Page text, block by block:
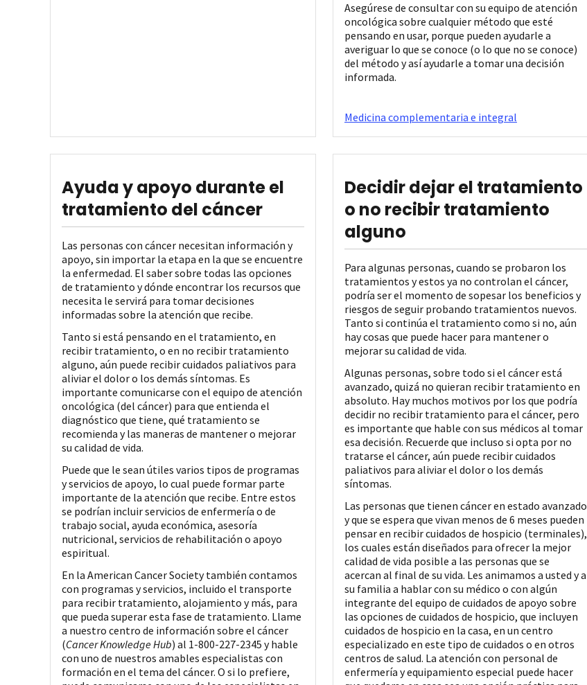
Asegúrese de consultar con su equipo de atención
oncológica sobre cualquier método que esté
pensando en usar, porque pueden ayudarle a
averiguar lo que se conoce (o lo que no se conoce)
del método y así ayudarle a tomar una decisión
informada.
Medicina complementaria e integral
Ayuda y apoyo durante el
tratamiento del cáncer
Las personas con cáncer necesitan información y
apoyo, sin importar la etapa en la que se encuentre
la enfermedad. El saber sobre todas las opciones
de tratamiento y dónde encontrar los recursos que
necesita le servirá para tomar decisiones
informadas sobre la atención que recibe.
Tanto si está pensando en el tratamiento, en
recibir tratamiento, o en no recibir tratamiento
alguno, aún puede recibir cuidados paliativos para
aliviar el dolor o los demás síntomas. Es
importante comunicarse con el equipo de atención
oncológica (del cáncer) para que entienda el
diagnóstico que tiene, qué tratamiento se
recomienda y las maneras de mantener o mejorar
su calidad de vida.
Puede que le sean útiles varios tipos de programas
y servicios de apoyo, lo cual puede formar parte
importante de la atención que recibe. Entre estos
se podrían incluir servicios de enfermería o de
trabajo social, ayuda económica, asesoría
nutricional, servicios de rehabilitación o apoyo
espiritual.
En la American Cancer Society también contamos
con programas y servicios, incluido el transporte
para recibir tratamiento, alojamiento y más, para
que pueda superar esta fase de tratamiento. Llame
a nuestro centro de información sobre el cáncer
(Cancer Knowledge Hub) al 1-800-227-2345 y hable
con uno de nuestros amables especialistas con
formación en el tema del cáncer. O si lo prefiere,
Decidir dejar el tratamiento
o no recibir tratamiento
alguno
Para algunas personas, cuando se probaron los
tratamientos y estos ya no controlan el cáncer,
podría ser el momento de sopesar los beneficios y
riesgos de seguir probando tratamientos nuevos.
Tanto si continúa el tratamiento como si no, aún
hay cosas que puede hacer para mantener o
mejorar su calidad de vida.
Algunas personas, sobre todo si el cáncer está
avanzado, quizá no quieran recibir tratamiento en
absoluto. Hay muchos motivos por los que podría
decidir no recibir tratamiento para el cáncer, pero
es importante que hable con sus médicos al tomar
esa decisión. Recuerde que incluso si opta por no
tratarse el cáncer, aún puede recibir cuidados
paliativos para aliviar el dolor o los demás
síntomas.
Las personas que tienen cáncer en estado avanzado
y que se espera que vivan menos de 6 meses pueden
pensar en recibir cuidados de hospicio (terminales),
los cuales están diseñados para ofrecer la mejor
calidad de vida posible a las personas que se
acercan al final de su vida. Les animamos a usted y a
su familia a hablar con su médico o con algún
integrante del equipo de cuidados de apoyo sobre
las opciones de cuidados de hospicio, que incluyen
cuidados de hospicio en la casa, en un centro
especializado en este tipo de cuidados o en otros
centros de salud. La atención con personal de
enfermería y equipamiento especial puede hacer